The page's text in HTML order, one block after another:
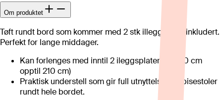
Om produktet
Tøft rundt bord som kommer med 2 stk illeggplater inkludert.
Perfekt for lange middager.
Kan forlenges med inntil 2 ileggsplater (fra 120 cm
opptil 210 cm)
Praktisk understell som gir full utnyttelse av spisestoler
rundt hele bordet.